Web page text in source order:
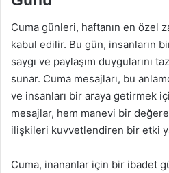
Cuma günleri, haftanın en özel
kabul edilir. Bu gün, insanların
saygı ve paylaşım duygularını
sunar. Cuma mesajları, bu
ve insanları bir araya getirmek
mesajlar, hem manevi bir
ilişkileri kuvvetlendiren bir etki
Cuma, inananlar için bir ibadet